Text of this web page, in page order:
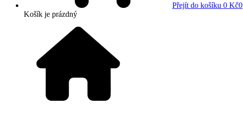
Přejít do košíku 0 Kč0
Košík je prázdný